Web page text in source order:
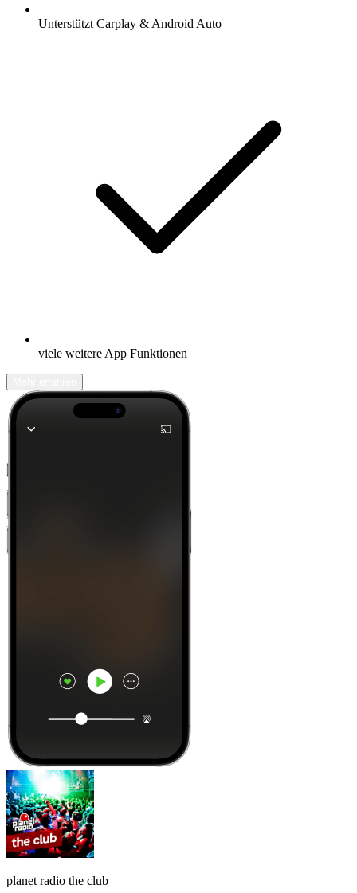
Unterstützt Carplay & Android Auto
viele weitere App Funktionen
planet radio the club